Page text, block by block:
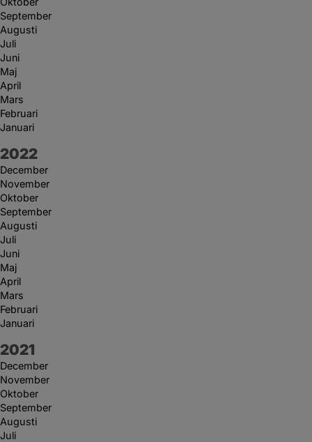
September
Augusti
Juli
Juni
Maj
April
Mars
Februari
Januari
År:
2022
December
November
Oktober
September
Augusti
Juli
Juni
Maj
April
Mars
Februari
Januari
År:
2021
December
November
Oktober
September
Augusti
Juli